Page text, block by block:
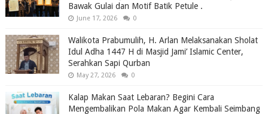
Bawak Gulai dan Motif Batik Petule .
June 17, 2026 0
Walikota Prabumulih, H. Arlan Melaksanakan Sholat
Idul Adha 1447 H di Masjid Jami’ Islamic Center,
Serahkan Sapi Qurban
May 27, 2026 0
Kalap Makan Saat Lebaran? Begini Cara
Mengembalikan Pola Makan Agar Kembali Seimbang